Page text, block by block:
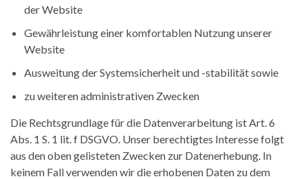
der Website
Gewährleistung einer komfortablen Nutzung unserer
Website
Ausweitung der Systemsicherheit und -stabilität sowie
zu weiteren administrativen Zwecken
Die Rechtsgrundlage für die Datenverarbeitung ist Art. 6
Abs. 1 S. 1 lit. f DSGVO. Unser berechtigtes Interesse folgt
aus den oben gelisteten Zwecken zur Datenerhebung. In
keinem Fall verwenden wir die erhobenen Daten zu dem